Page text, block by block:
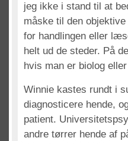
jeg ikke i stand til at
måske til den
for handlingen eller
helt ud de steder. På
hvis man er biolog
Winnie kastes rundt i
diagnosticere hende,
patient.
andre tørrer hende af